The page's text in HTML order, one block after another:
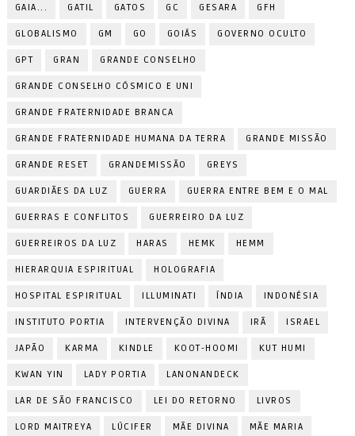
GAIA... GATIL GATOS GC GESARA GFH
GLOBALISMO GM GO GOIÁS GOVERNO OCULTO
GPT GRAN GRANDE CONSELHO
GRANDE CONSELHO CÓSMICO E UNI
GRANDE FRATERNIDADE BRANCA
GRANDE FRATERNIDADE HUMANA DA TERRA GRANDE MISSÃO
GRANDE RESET GRANDEMISSÃO GREYS
GUARDIÃES DA LUZ GUERRA GUERRA ENTRE BEM E O MAL
GUERRAS E CONFLITOS GUERREIRO DA LUZ
GUERREIROS DA LUZ HARAS HEMK HEMM
HIERARQUIA ESPIRITUAL HOLOGRAFIA
HOSPITAL ESPIRITUAL ILLUMINATI ÍNDIA INDONÉSIA
INSTITUTO PORTIA INTERVENÇÃO DIVINA IRÃ ISRAEL
JAPÃO KARMA KINDLE KOOT-HOOMI KUT HUMI
KWAN YIN LADY PORTIA LANONANDECK
LAR DE SÃO FRANCISCO LEI DO RETORNO LIVROS
LORD MAITREYA LÚCIFER MÃE DIVINA MÃE MARIA